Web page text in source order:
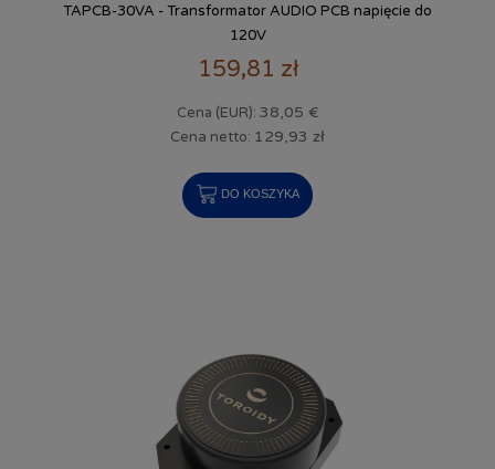
TAPCB-30VA - Transformator AUDIO PCB napięcie do
120V
159,81 zł
Cena (EUR): 38,05 €
Cena netto: 129,93 zł
DO KOSZYKA